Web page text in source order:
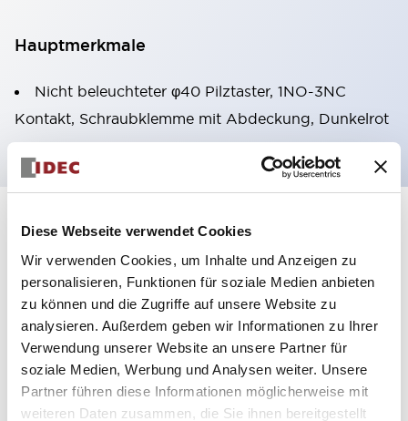
Diese Webseite verwendet Cookies
Wir verwenden Cookies, um Inhalte und Anzeigen zu
personalisieren, Funktionen für soziale Medien anbieten
zu können und die Zugriffe auf unsere Website zu
analysieren. Außerdem geben wir Informationen zu Ihrer
Verwendung unserer Website an unsere Partner für
soziale Medien, Werbung und Analysen weiter. Unsere
Partner führen diese Informationen möglicherweise mit
weiteren Daten zusammen, die Sie ihnen bereitgestellt
Hauptmerkmale
Nicht beleuchteter φ40 Pilztaster, 1NO-3NC
Kontakt, Schraubklemme mit Abdeckung, Dunkelrot
Spezifikationen
Aesthetic Specifications
Environmental Specifications
Mechanical Specifications